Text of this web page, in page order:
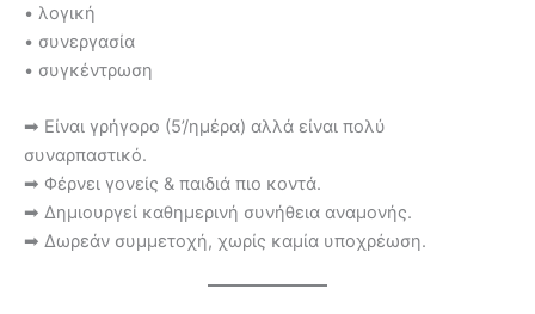
• λογική
• συνεργασία
• συγκέντρωση
➡ Είναι γρήγορο (5’/ημέρα) αλλά είναι πολύ
συναρπαστικό.
➡ Φέρνει γονείς & παιδιά πιο κοντά.
➡ Δημιουργεί καθημερινή συνήθεια αναμονής.
➡ Δωρεάν συμμετοχή, χωρίς καμία υποχρέωση.